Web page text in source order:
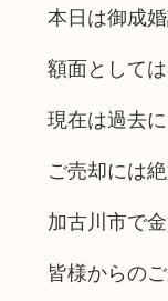
本日は御成
額面として
現在は過去
ご売却には
加古川市で
皆様からの